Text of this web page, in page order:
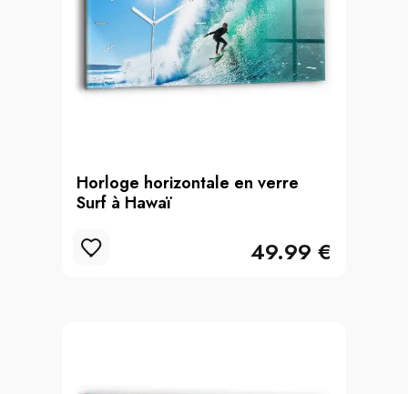
Horloge horizontale en verre
Surf à Hawaï
49.99 €